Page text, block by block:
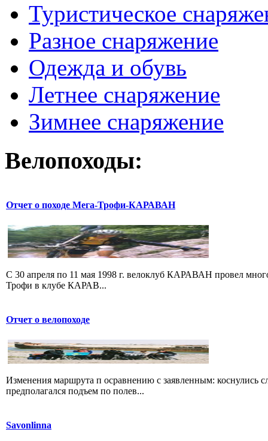
Туристическое
Разное снаряжение
Одежда и обувь
Летнее снаряжение
Зимнее снаряжение
Велопоходы:
Отчет о походе Мега-Трофи-КАРАВАН
C 30 апреля по 11 мая 1998 г. велоклуб КАРАВАН провел
Трофи в клубе КАРАВ...
Отчет о велопоходе
Изменения маршрута п осравнению с заявленным: коснулись
предполагался подъем по полев...
Savonlinna